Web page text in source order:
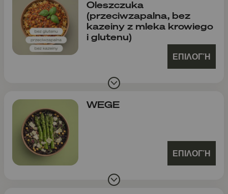
Oleszczuka
(przeciwzapalna, bez
kazeiny z mleka krowiego
i glutenu)
ΕΠΙΛΟΓΉ
WEGE
ΕΠΙΛΟΓΉ